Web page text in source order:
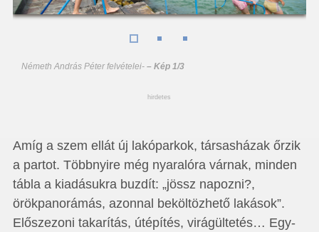
Németh András Péter felvételei-– Kép 1/3
hirdetes
Amíg a szem ellát új lakóparkok, társasházak őrzik
a partot. Többnyire még nyaralóra várnak, minden
tábla a kiadásukra buzdít: „jössz napozni?,
örökpanorámás, azonnal beköltözhető lakások”.
Előszezoni takarítás, útépítés, virágültetés… Egy-